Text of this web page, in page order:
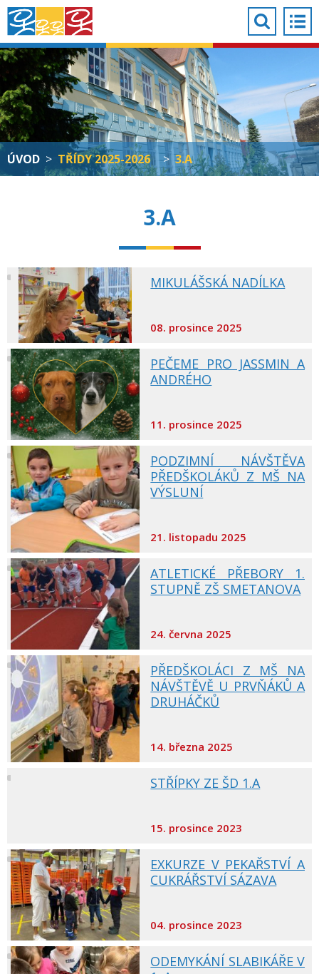
ÚVOD > TŘÍDY 2025-2026 > 3.A
3.A
MIKULÁŠSKÁ NADÍLKA
08. prosince 2025
PEČEME PRO JASSMIN A
ANDRÉHO
11. prosince 2025
PODZIMNÍ NÁVŠTĚVA
PŘEDŠKOLÁKŮ Z MŠ NA
VÝSLUNÍ
21. listopadu 2025
ATLETICKÉ PŘEBORY 1.
STUPNĚ ZŠ SMETANOVA
24. června 2025
PŘEDŠKOLÁCI Z MŠ NA
NÁVŠTĚVĚ U PRVŇÁKŮ A
DRUHÁČKŮ
14. března 2025
STŘÍPKY ZE ŠD 1.A
15. prosince 2023
EXKURZE V PEKAŘSTVÍ A
CUKRÁŘSTVÍ SÁZAVA
04. prosince 2023
ODEMYKÁNÍ SLABIKÁŘE V